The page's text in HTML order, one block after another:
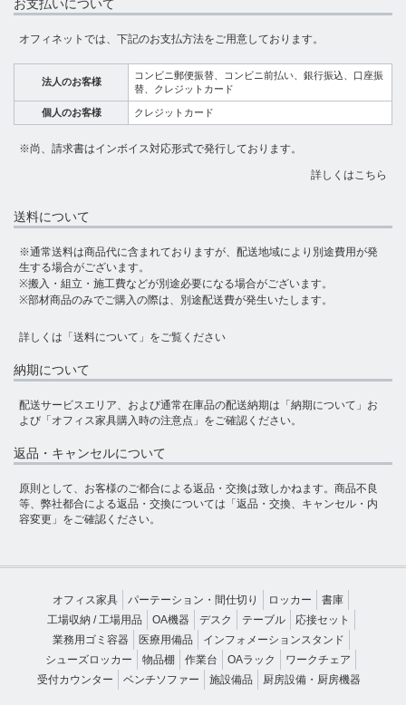
お支払いについて
オフィネットでは、下記のお支払方法をご用意しております。
法人のお客様
コンビニ郵便振替、コンビニ前払い、銀行振込、口座振
替、クレジットカード
個人のお客様 クレジットカード
※尚、請求書はインボイス対応形式で発行しております。
詳しくはこちら
送料について
※通常送料は商品代に含まれておりますが、配送地域により別途費用が発
生する場合がございます。
※搬入・組立・施工費などが別途必要になる場合がございます。
※部材商品のみでご購入の際は、別途配送費が発生いたします。
詳しくは 「送料について」 をご覧ください
納期について
配送サービスエリア、および通常在庫品の配送納期は 「納期について」 お
よび 「オフィス家具購入時の注意点」 をご確認ください。
返品・キャンセルについて
原則として、お客様のご都合による返品・交換は致しかねます。商品不良
等、弊社都合による返品・交換については 「返品・交換、キャンセル・内
容変更」 をご確認ください。
オフィス家具 パーテーション・間仕切り ロッカー
書庫
工場収納 / 工場用品
OA機器 デスク テーブル
応接セット
業務用ゴミ容器
医療用備品
インフォメーションスタンド
シューズロッカー
物品棚 作業台 OAラック
ワークチェア
受付カウンター
ベンチソファー 施設備品 厨房設備・厨房機器